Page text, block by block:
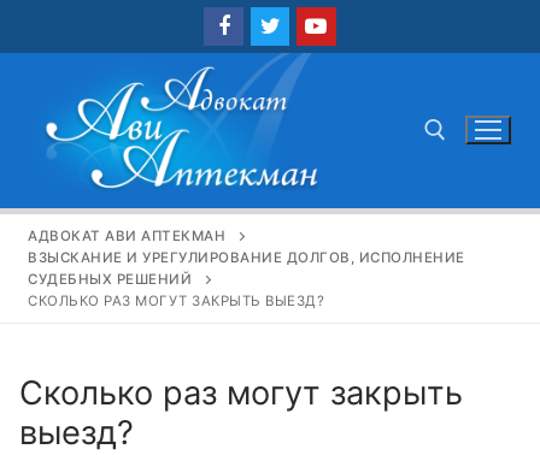
Найти:
АДВОКАТ АВИ АПТЕКМАН
ВЗЫСКАНИЕ И УРЕГУЛИРОВАНИЕ ДОЛГОВ, ИСПОЛНЕНИЕ
СУДЕБНЫХ РЕШЕНИЙ
СКОЛЬКО РАЗ МОГУТ ЗАКРЫТЬ ВЫЕЗД?
Сколько раз могут закрыть
выезд?